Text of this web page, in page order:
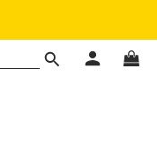
立即購買